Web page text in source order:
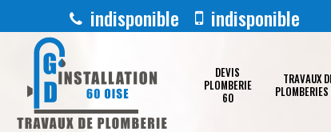
indisponible indisponible
DEVIS
PLOMBERIE
60
TRAVAUX